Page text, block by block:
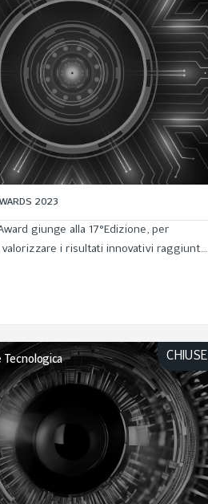
2023
Award giunge alla 17°Edizione, per
i risultati innovativi raggiunti
CHIUSE
Tecnologica